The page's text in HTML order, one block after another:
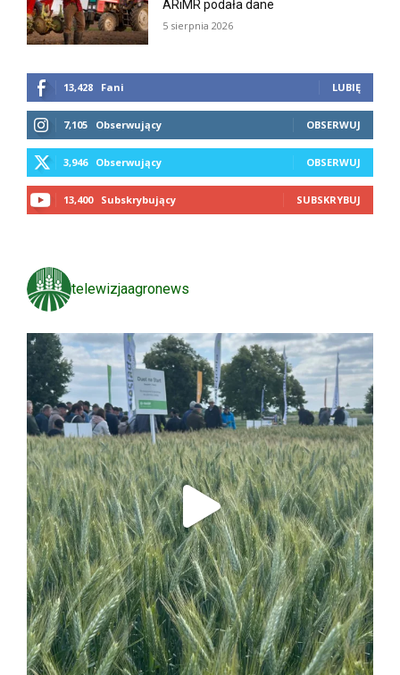
ARiMR podała dane
5 sierpnia 2026
13,428 Fani LUBIĘ
7,105 Obserwujący OBSERWUJ
3,946 Obserwujący OBSERWUJ
13,400 Subskrybujący SUBSKRYBUJ
telewizjaagronews